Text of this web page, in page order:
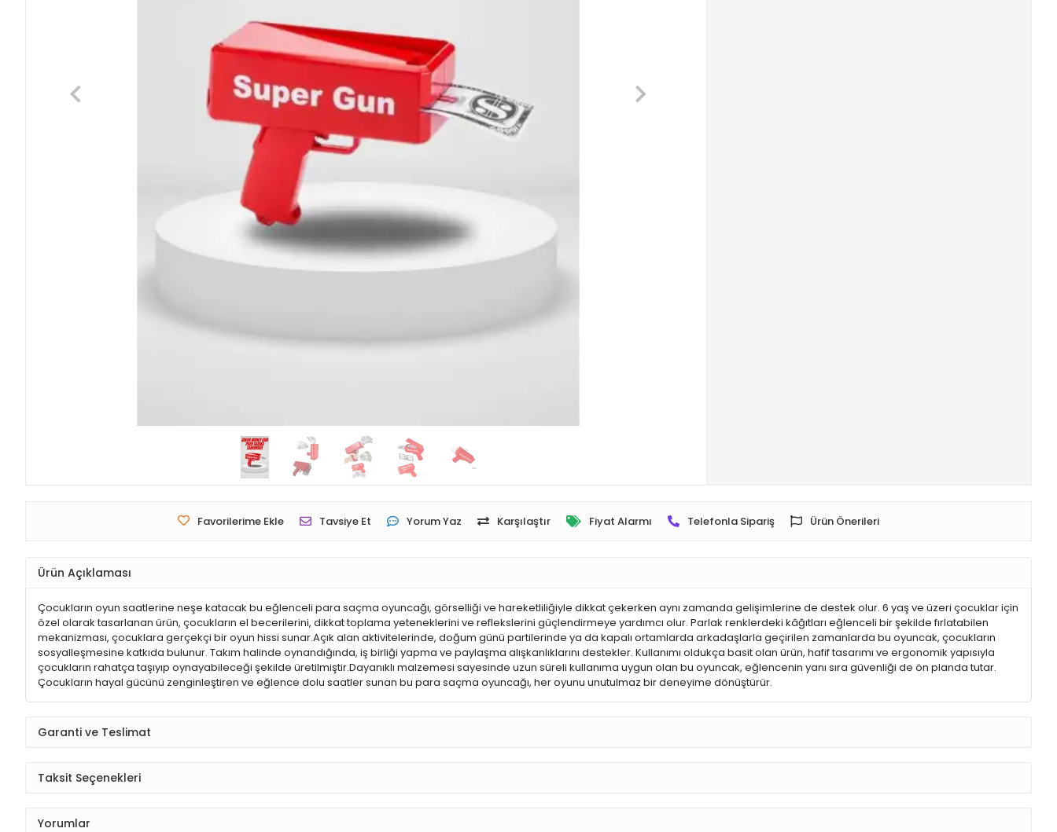
Favorilerime Ekle Tavsiye Et Yorum Yaz Karşılaştır Fiyat Alarmı Telefonla Sipariş Ürün Önerileri
Ürün Açıklaması
Çocukların oyun saatlerine neşe katacak bu eğlenceli para saçma oyuncağı, görselliği ve hareketliliğiyle dikkat çekerken aynı zamanda gelişimlerine de destek olur. 6 yaş ve üzeri çocuklar için
özel olarak tasarlanan ürün, çocukların el becerilerini, dikkat toplama yeteneklerini ve reflekslerini güçlendirmeye yardımcı olur. Parlak renklerdeki kâğıtları eğlenceli bir şekilde fırlatabilen
mekanizması, çocuklara gerçekçi bir oyun hissi sunar.Açık alan aktivitelerinde, doğum günü partilerinde ya da kapalı ortamlarda arkadaşlarla geçirilen zamanlarda bu oyuncak, çocukların
sosyalleşmesine katkıda bulunur. Takım halinde oynandığında, iş birliği yapma ve paylaşma alışkanlıklarını destekler. Kullanımı oldukça basit olan ürün, hafif tasarımı ve ergonomik yapısıyla
çocukların rahatça taşıyıp oynayabileceği şekilde üretilmiştir.Dayanıklı malzemesi sayesinde uzun süreli kullanıma uygun olan bu oyuncak, eğlencenin yanı sıra güvenliği de ön planda tutar.
Çocukların hayal gücünü zenginleştiren ve eğlence dolu saatler sunan bu para saçma oyuncağı, her oyunu unutulmaz bir deneyime dönüştürür.
Garanti ve Teslimat
Taksit Seçenekleri
Yorumlar